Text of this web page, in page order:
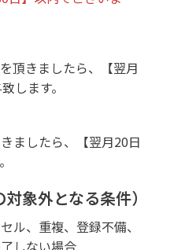
頂きましたら、【翌月
します。
ましたら、【翌月20日
象外となる条件）
ル、重複、登録不備、
しない場合